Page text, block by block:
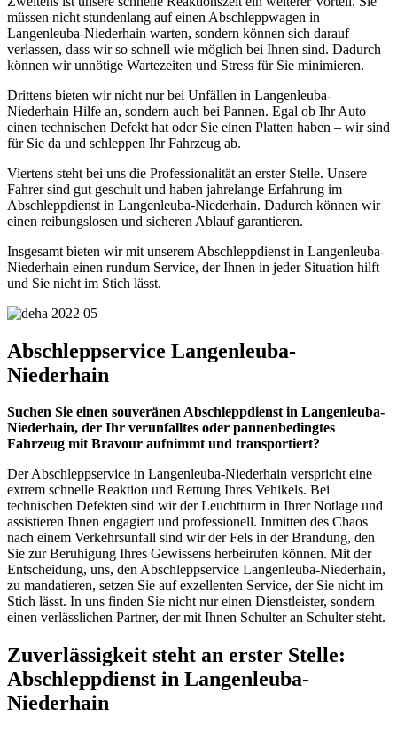
müssen nicht stundenlang auf einen Abschleppwagen in
Langenleuba-Niederhain warten, sondern können sich darauf
verlassen, dass wir so schnell wie möglich bei Ihnen sind. Dadurch
können wir unnötige Wartezeiten und Stress für Sie minimieren.
Drittens bieten wir nicht nur bei Unfällen in Langenleuba-
Niederhain Hilfe an, sondern auch bei Pannen. Egal ob Ihr Auto
einen technischen Defekt hat oder Sie einen Platten haben – wir sind
für Sie da und schleppen Ihr Fahrzeug ab.
Viertens steht bei uns die Professionalität an erster Stelle. Unsere
Fahrer sind gut geschult und haben jahrelange Erfahrung im
Abschleppdienst in Langenleuba-Niederhain. Dadurch können wir
einen reibungslosen und sicheren Ablauf garantieren.
Insgesamt bieten wir mit unserem Abschleppdienst in Langenleuba-
Niederhain einen rundum Service, der Ihnen in jeder Situation hilft
und Sie nicht im Stich lässt.
Abschleppservice Langenleuba-
Niederhain
Suchen Sie einen souveränen Abschleppdienst in Langenleuba-
Niederhain, der Ihr verunfalltes oder pannenbedingtes
Fahrzeug mit Bravour aufnimmt und transportiert?
Der Abschleppservice in Langenleuba-Niederhain verspricht eine
extrem schnelle Reaktion und Rettung Ihres Vehikels. Bei
technischen Defekten sind wir der Leuchtturm in Ihrer Notlage und
assistieren Ihnen engagiert und professionell. Inmitten des Chaos
nach einem Verkehrsunfall sind wir der Fels in der Brandung, den
Sie zur Beruhigung Ihres Gewissens herbeirufen können. Mit der
Entscheidung, uns, den Abschleppservice Langenleuba-Niederhain,
zu mandatieren, setzen Sie auf exzellenten Service, der Sie nicht im
Stich lässt. In uns finden Sie nicht nur einen Dienstleister, sondern
einen verlässlichen Partner, der mit Ihnen Schulter an Schulter steht.
Zuverlässigkeit steht an erster Stelle:
Abschleppdienst in Langenleuba-
Niederhain